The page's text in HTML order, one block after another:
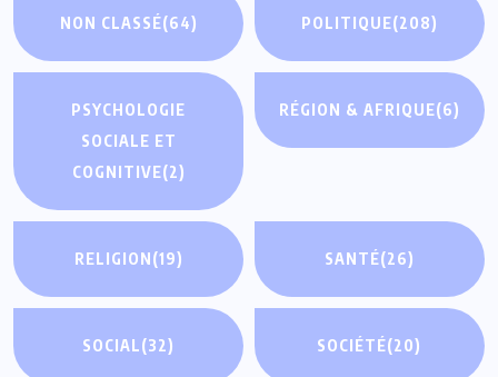
NON CLASSÉ(64) POLITIQUE(208)
PSYCHOLOGIE
SOCIALE ET
COGNITIVE(2)
RÉGION & AFRIQUE(6)
RELIGION(19) SANTÉ(26)
SOCIAL(32) SOCIÉTÉ(20)